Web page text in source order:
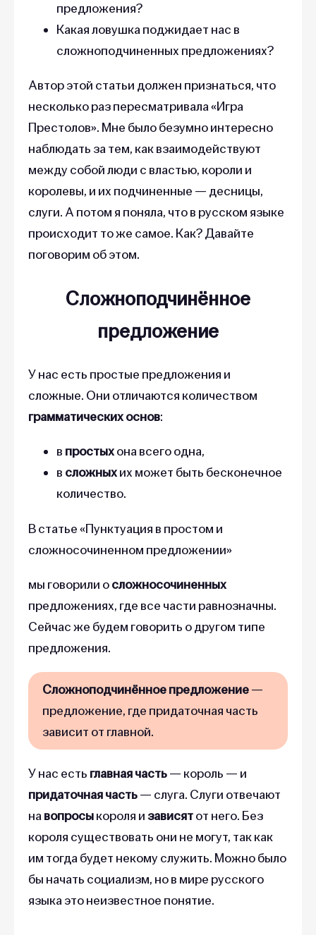
предложения?
Какая ловушка поджидает нас в
сложноподчиненных предложениях?
Автор этой статьи должен признаться, что
несколько раз пересматривала «Игра
Престолов». Мне было безумно интересно
наблюдать за тем, как взаимодействуют
между собой люди с властью, короли и
королевы, и их подчиненные — десницы,
слуги. А потом я поняла, что в русском языке
происходит то же самое. Как? Давайте
поговорим об этом.
Сложноподчинённое
предложение
У нас есть простые предложения и
сложные. Они отличаются количеством
грамматических основ:
в простыхона всего одна,
в сложныхих может быть бесконечное
количество.
В статье «Пунктуация в простом и
сложносочиненном предложении»
мы говорили осложносочиненных
предложениях, где все части равнозначны.
Сейчас же будем говорить о другом типе
предложения.
Сложноподчинённое предложение—
предложение, где придаточная часть
зависит от главной.
У нас есть главная часть— король — и
придаточная часть— слуга. Слуги отвечают
навопросыкороля изависятот него. Без
короля существовать они не могут, так как
им тогда будет некому служить. Можно было
бы начать социализм, но в мире русского
языка это неизвестное понятие.